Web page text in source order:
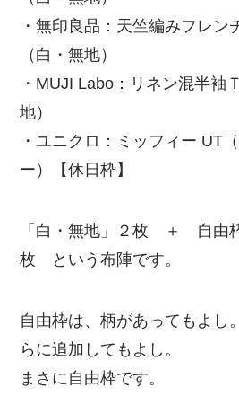
・無印良品：天竺編みフレン
（白・無地）
・MUJI Labo：リネン混半袖
地）
・ユニクロ：ミッフィー UT
ー）【休日枠】
「白・無地」２枚 ＋ 自
枚 という布陣です。
自由枠は、柄があってもよし
らに追加してもよし。
まさに自由枠です。